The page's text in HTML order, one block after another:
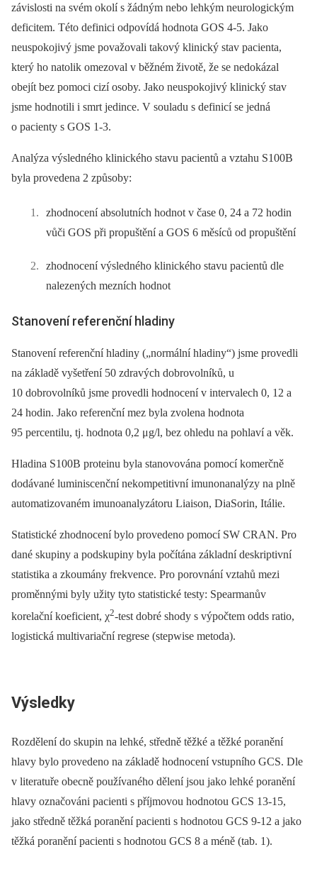
závislosti na svém okolí s žádným nebo lehkým neurologickým
deficitem. Této definici odpovídá hodnota GOS 4-5. Jako
neuspokojivý jsme považovali takový klinický stav pacienta,
který ho natolik omezoval v běžném životě, že se nedokázal
obejít bez pomoci cizí osoby. Jako neuspokojivý klinický stav
jsme hodnotili i smrt jedince. V souladu s definicí se jedná
o pacienty s GOS 1-3.
Analýza výsledného klinického stavu pacientů a vztahu S100B
byla provedena 2 způsoby:
zhodnocení absolutních hodnot v čase 0, 24 a 72 hodin
vůči GOS při propuštění a GOS 6 měsíců od propuštění
zhodnocení výsledného klinického stavu pacientů dle
nalezených mezních hodnot
Stanovení referenční hladiny
Stanovení referenční hladiny („normální hladiny“) jsme provedli
na základě vyšetření 50 zdravých dobrovolníků, u
10 dobrovolníků jsme provedli hodnocení v intervalech 0, 12 a
24 hodin. Jako referenční mez byla zvolena hodnota
95 percentilu, tj. hodnota 0,2 μg/l, bez ohledu na pohlaví a věk.
Hladina S100B proteinu byla stanovována pomocí komerčně
dodávané luminiscenční nekompetitivní imunonanalýzy na plně
automatizovaném imunoanalyzátoru Liaison, DiaSorin, Itálie.
Statistické zhodnocení bylo provedeno pomocí SW CRAN. Pro
dané skupiny a podskupiny byla počítána základní deskriptivní
statistika a zkoumány frekvence. Pro porovnání vztahů mezi
proměnnými byly užity tyto statistické testy: Spearmanův
korelační koeficient, χ2-test dobré shody s výpočtem odds ratio,
logistická multivariační regrese (stepwise metoda).
Výsledky
Rozdělení do skupin na lehké, středně těžké a těžké poranění
hlavy bylo provedeno na základě hodnocení vstupního GCS. Dle
v literatuře obecně používaného dělení jsou jako lehké poranění
hlavy označováni pacienti s příjmovou hodnotou GCS 13-15,
jako středně těžká poranění pacienti s hodnotou GCS 9-12 a jako
těžká poranění pacienti s hodnotou GCS 8 a méně (tab. 1).